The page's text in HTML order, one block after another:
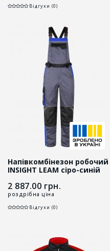
Відгуки (0)
Напівкомбінезон робочий
INSIGHT LEAM сіро-синій
2 887.00 грн.
роздрібна ціна
Відгуки (0)